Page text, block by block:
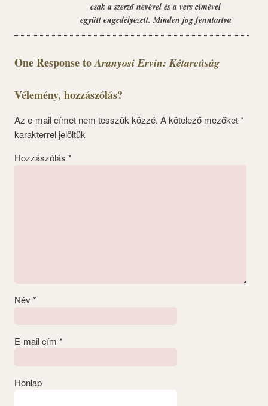
csak a szerző nevével és a vers címével
együtt engedélyezett. Minden jog fenntartva
One Response toAranyosi Ervin: Kétarcúság
Vélemény, hozzászólás?
Az e-mail címet nem tesszük közzé. A kötelező mezőket*
karakterrel jelöltük
Hozzászólás *
Név *
E-mail cím *
Honlap